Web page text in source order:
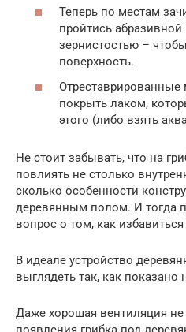
Теперь по местам
пройтись
зернистостью –
поверхность.
Отреставрированные
покрыть лаком,
этого (либо взять
Не стоит забывать, что на
повлиять не столько
сколько особенности
деревянным полом. И тогда
вопрос о том, как
В идеале устройство
выглядеть так, как показано
Даже хорошая вентиляция не